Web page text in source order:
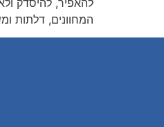
להאפיר, להיסדק
המחוונים, דלתות